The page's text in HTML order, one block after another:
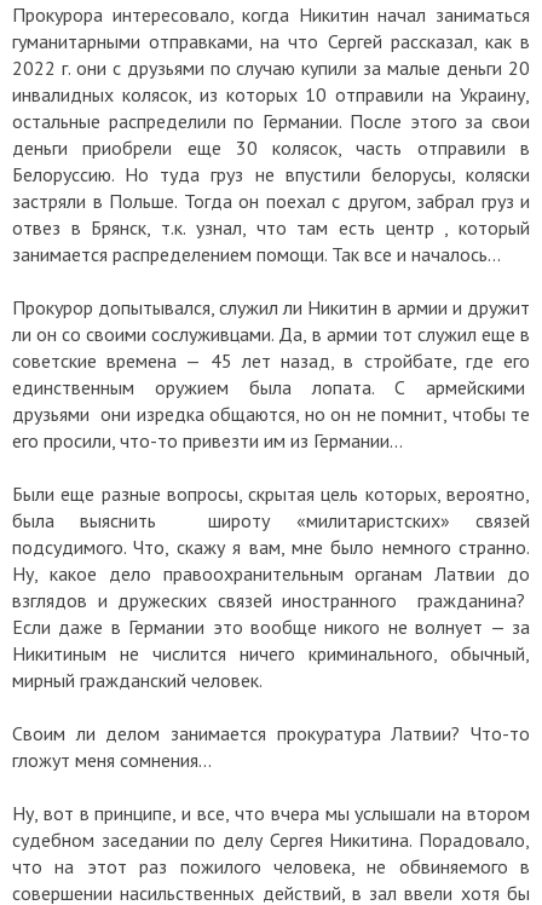
Прокурора интересовало, когда Никитин начал заниматься
гуманитарными отправками, на что Сергей рассказал, как в
2022 г. они с друзьями по случаю купили за малые деньги 20
инвалидных колясок, из которых 10 отправили на Украину,
остальные распределили по Германии. После этого за свои
деньги приобрели еще 30 колясок, часть отправили в
Белоруссию. Но туда груз не впустили белорусы, коляски
застряли в Польше. Тогда он поехал с другом, забрал груз и
отвез в Брянск, т.к. узнал, что там есть центр , который
занимается распределением помощи. Так все и началось…
Прокурор допытывался, служил ли Никитин в армии и дружит
ли он со своими сослуживцами. Да, в армии тот служил еще в
советские времена — 45 лет назад, в стройбате, где его
единственным оружием была лопата. С армейскими
друзьями они изредка общаются, но он не помнит, чтобы те
его просили, что-то привезти им из Германии…
Были еще разные вопросы, скрытая цель которых, вероятно,
была выяснить широту «милитаристских» связей
подсудимого. Что, скажу я вам, мне было немного странно.
Ну, какое дело правоохранительным органам Латвии до
взглядов и дружеских связей иностранного гражданина?
Если даже в Германии это вообще никого не волнует — за
Никитиным не числится ничего криминального, обычный,
мирный гражданский человек.
Своим ли делом занимается прокуратура Латвии? Что-то
гложут меня сомнения…
Ну, вот в принципе, и все, что вчера мы услышали на втором
судебном заседании по делу Сергея Никитина. Порадовало,
что на этот раз пожилого человека, не обвиняемого в
совершении насильственных действий, в зал ввели хотя бы